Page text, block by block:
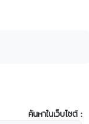
ค้นหาในเว็บไซต์ :